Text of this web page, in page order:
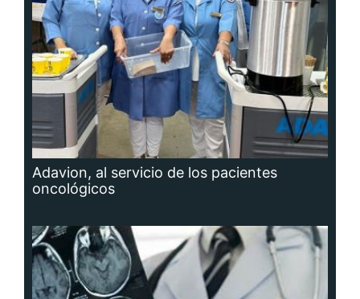
Adavion, al servicio de los pacientes
oncológicos